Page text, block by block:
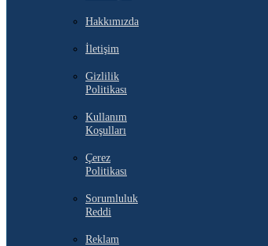
Hakkımızda
İletişim
Gizlilik
Politikası
Kullanım
Koşulları
Çerez
Politikası
Sorumluluk
Reddi
Reklam